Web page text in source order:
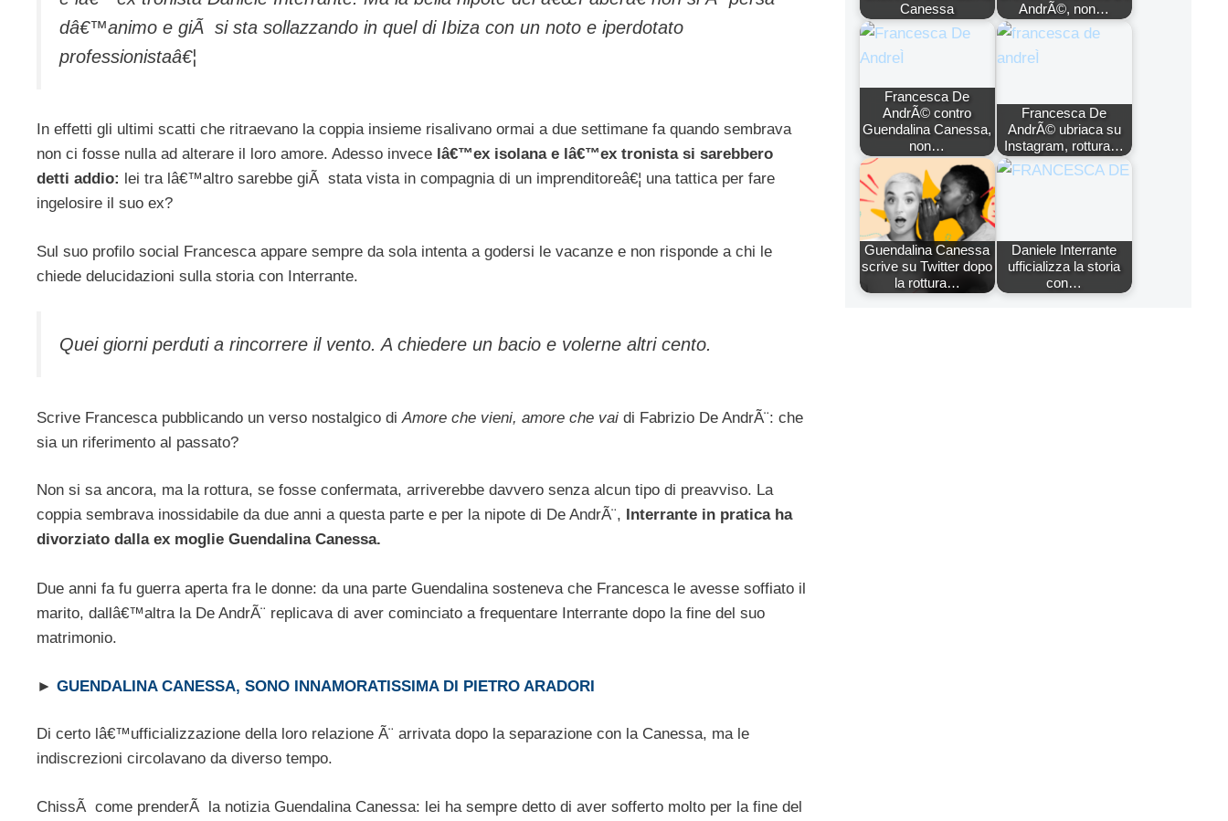
dâ€™animo e giÃ si sta sollazzando in quel di Ibiza con un noto e iperdotato
professionistaâ€¦
In effetti gli ultimi scatti che ritraevano la coppia insieme risalivano ormai a due settimane fa quando sembrava
non ci fosse nulla ad alterare il loro amore. Adesso invece lâ€™ex isolana e lâ€™ex tronista si sarebbero
detti addio: lei tra lâ€™altro sarebbe giÃ stata vista in compagnia di un imprenditoreâ€¦ una tattica per fare
ingelosire il suo ex?
Sul suo profilo social Francesca appare sempre da sola intenta a godersi le vacanze e non risponde a chi le
chiede delucidazioni sulla storia con Interrante.
Quei giorni perduti a rincorrere il vento. A chiedere un bacio e volerne altri cento.
Scrive Francesca pubblicando un verso nostalgico diAmore che vieni, amore che vai di Fabrizio De AndrÃ¨: che
sia un riferimento al passato?
Non si sa ancora, ma la rottura, se fosse confermata, arriverebbe davvero senza alcun tipo di preavviso. La
coppia sembrava inossidabile da due anni a questa parte e per la nipote di De AndrÃ¨,
Interrante in pratica ha
divorziato dalla ex moglie Guendalina Canessa.
Due anni fa fu guerra aperta fra le donne: da una parte Guendalina sosteneva che Francesca le avesse soffiato il
marito, dallâ€™altra la De AndrÃ¨ replicava di aver cominciato a frequentare Interrante dopo la fine del suo
matrimonio.
► GUENDALINA CANESSA, SONO INNAMORATISSIMA DI PIETRO ARADORI
Di certo lâ€™ufficializzazione della loro relazione Ã¨ arrivata dopo la separazione con la Canessa, ma le
indiscrezioni circolavano da diverso tempo.
ChissÃ come prenderÃ la notizia Guendalina Canessa: lei ha sempre detto di aver sofferto molto per la fine del
Canessa
AndrÃ©, non…
Francesca De
AndrÃ© contro
Guendalina Canessa,
non…
Francesca De
AndrÃ© ubriaca su
Instagram, rottura…
Guendalina Canessa
scrive su Twitter dopo
la rottura…
Daniele Interrante
ufficializza la storia
con…